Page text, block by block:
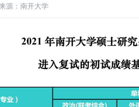
来源：南开大学